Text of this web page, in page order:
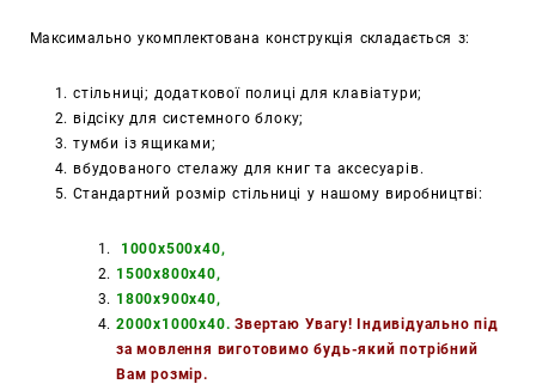
Максимально укомплектована конструкція складається з:
стільниці; додаткової полиці для клавіатури;
відсіку для системного блоку;
тумби із ящиками;
вбудованого стелажу для книг та аксесуарів.
Стандартний розмір стільниці у нашому виробництві:
1000x500x40,
1500x800x40,
1800x900x40,
2000x1000x40.Звертаю Увагу! Індивідуально під
за мовлення виготовимо будь-який потрібний
Вам розмір.